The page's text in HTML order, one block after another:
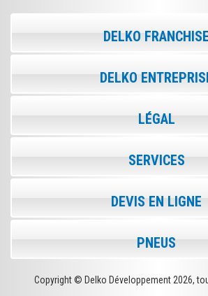
DELKO FRANCHISE
DELKO
LÉGAL
SERVICES
DEVIS EN LIGNE
PNEUS
Copyright © Delko Développement 2026,